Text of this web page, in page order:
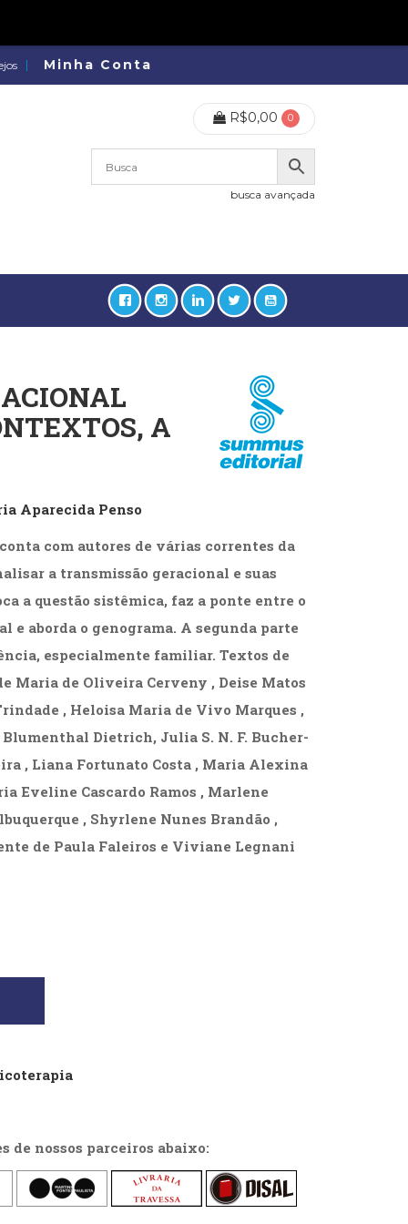
Minha Conta
R$0,00 0
busca avançada
Política, Direitos Humanos (133)
Sociais (102)
(232)
(54)
(66)
de referência (48)
(8)
(132)
africanos (30)
(1)
A
Aparecida Penso
com autores de várias correntes da
a transmissão geracional e suas
a questão sistêmica, faz a ponte entre o
e aborda o genograma. A segunda parte
especialmente familiar. Textos de
Maria de Oliveira Cerveny , Deise Matos
, Heloisa Maria de Vivo Marques ,
Dietrich, Julia S. N. F. Bucher-
, Liana Fortunato Costa , Maria Alexina
Eveline Cascardo Ramos , Marlene
, Shyrlene Nunes Brandão ,
de Paula Faleiros e Viviane Legnani
de nossos parceiros abaixo: